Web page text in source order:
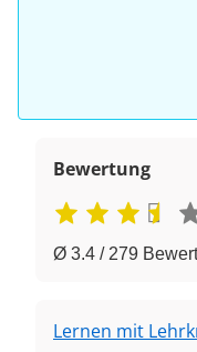
Bewertung
Ø 3.4 / 279
Lernen mit